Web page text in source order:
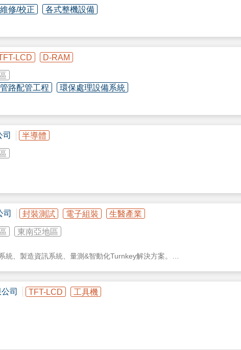
修/校正 各式整機設備
自主研發及新開發材料】
LCD D-RAM
路配管工程 環保處理設備系統
及飲料業、化工產業、材料科學及奈米科技、
半導體
司 封裝測試 電子組裝 生醫產業
東南亞地區
、製造資訊系統、量測&智動化Turnkey解決方案。
潔淨科技、與智慧工廠領域。
司 TFT-LCD 工具機